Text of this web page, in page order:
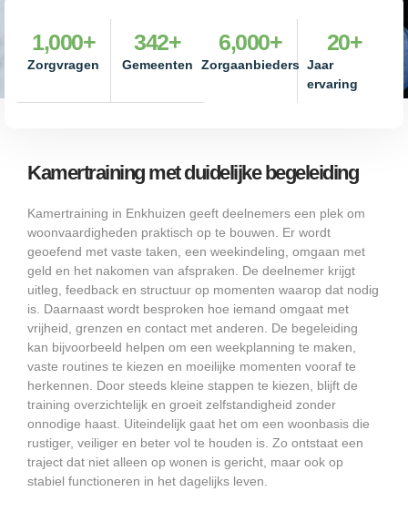
Zorgvragen
1,000+
Gemeenten
342+
Zorgaanbieders
6,000+
Jaar
ervaring
20+
Kamertraining met duidelijke begeleiding
Kamertraining in Enkhuizen geeft deelnemers een plek om
woonvaardigheden praktisch op te bouwen. Er wordt
geoefend met vaste taken, een weekindeling, omgaan met
geld en het nakomen van afspraken. De deelnemer krijgt
uitleg, feedback en structuur op momenten waarop dat nodig
is. Daarnaast wordt besproken hoe iemand omgaat met
vrijheid, grenzen en contact met anderen. De begeleiding
kan bijvoorbeeld helpen om een weekplanning te maken,
vaste routines te kiezen en moeilijke momenten vooraf te
herkennen. Door steeds kleine stappen te kiezen, blijft de
training overzichtelijk en groeit zelfstandigheid zonder
onnodige haast. Uiteindelijk gaat het om een woonbasis die
rustiger, veiliger en beter vol te houden is. Zo ontstaat een
traject dat niet alleen op wonen is gericht, maar ook op
stabiel functioneren in het dagelijks leven.